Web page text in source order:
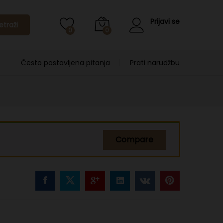
0 0
Prijavi se
Često postavljena pitanja Prati narudžbu
Compare